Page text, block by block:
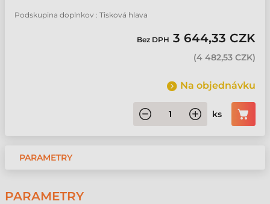
Podskupina doplnkov : Tisková hlava
Bez DPH 3 644,33 CZK
(4 482,53 CZK)
Na objednávku
ks
PARAMETRY
PARAMETRY